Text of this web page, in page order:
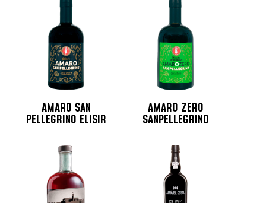
AMARO SAN
PELLEGRINO ELISIR
AMARO ZERO
SANPELLEGRINO